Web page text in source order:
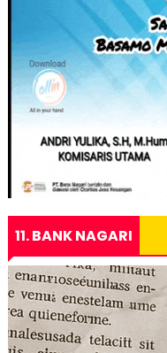
11. BANK NAGARI